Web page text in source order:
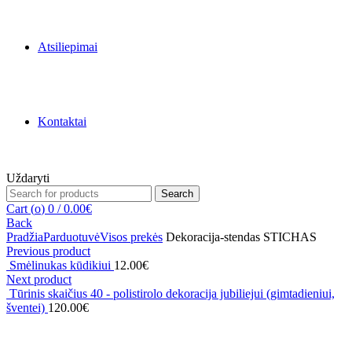
Atsiliepimai
Kontaktai
Uždaryti
Search
for:
Search
Cart (o) 0 / 0.00€
Back
PradžiaParduotuvėVisos prekės Dekoracija-stendas STICHAS
Previous product
Smėlinukas kūdikiui 12.00€
Next product
Tūrinis skaičius 40 - polistirolo dekoracija jubiliejui (gimtadieniui,
šventei) 120.00€